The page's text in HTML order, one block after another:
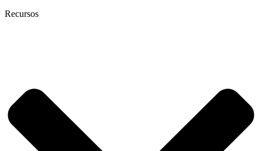
Recursos